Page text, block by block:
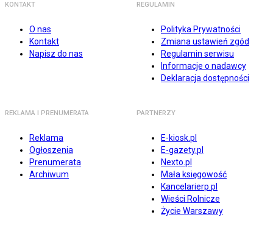
KONTAKT
O nas
Kontakt
Napisz do nas
REGULAMIN
Polityka Prywatności
Zmiana ustawień zgód
Regulamin serwisu
Informacje o nadawcy
Deklaracja dostępności
REKLAMA I PRENUMERATA
Reklama
Ogłoszenia
Prenumerata
Archiwum
PARTNERZY
E-kiosk.pl
E-gazety.pl
Nexto.pl
Mała księgowość
Kancelarierp.pl
Wieści Rolnicze
Życie Warszawy